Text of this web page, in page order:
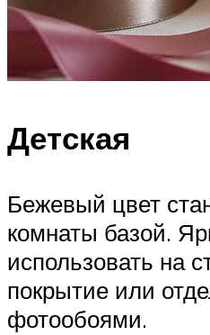
Детская
Бежевый цвет
комнаты базой.
использовать на
покрытие или
фотообоями.